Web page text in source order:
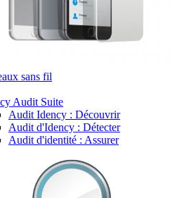
sans fil
Audit Suite
Audit Idency : Découvrir
Audit d'Idency : Détecter
Audit d'identité : Assurer